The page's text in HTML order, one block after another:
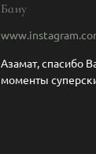
Бану
Азамат, спасибо
моменты